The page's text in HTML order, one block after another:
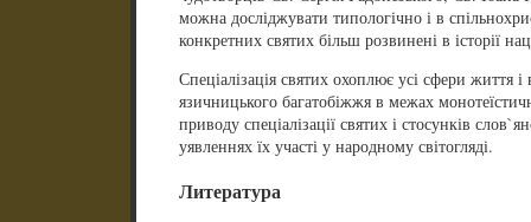
можна досліджувати типологічно і в
конкретних святих більш розвинені в історії
Спеціалізація святих охоплює усі сфери життя і
язичницького багатобіжжя в межах
приводу спеціалізації святих і стосунків
уявленнях їх участі у народному світогляді.
Литература